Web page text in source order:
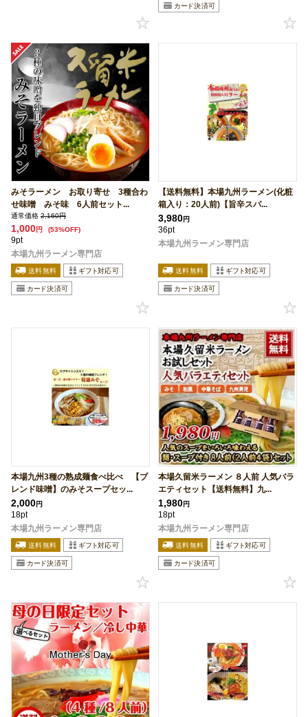
みそラーメン お取り寄せ 3種合わ
せ味噌 みそ味 6人前セット...
通常価格 2,160円
1,000円 (53%OFF)
9pt
本場九州ラーメン専門店
【送料無料】本場九州ラーメン(化粧
箱入り：20人前)【旨辛スパ...
3,980円
36pt
本場九州ラーメン専門店
本場九州3種の熟成麺食べ比べ 【ブ
レンド味噌】のみそスープセッ...
2,000円
18pt
本場九州ラーメン専門店
本場久留米ラーメン ８人前 人気バラ
エティセット【送料無料】九...
1,980円
18pt
本場九州ラーメン専門店